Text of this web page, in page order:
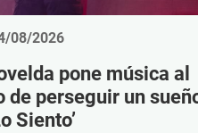
08/2026
pone música al
perseguir un
Siento’